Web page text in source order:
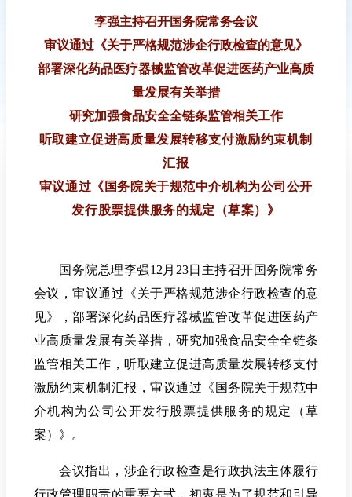
李强主持召开国务院常务会议
审议通过《关于严格规范涉企行政检查的意见》
部署深化药品医疗器械监管改革促进医药产业高质
量发展有关举措
研究加强食品安全全链条监管相关工作
听取建立促进高质量发展转移支付激励约束机制
汇报
审议通过《国务院关于规范中介机构为公司公开
发行股票提供服务的规定（草案）》
国务院总理李强12月23日主持召开国务院常务
会议，审议通过《关于严格规范涉企行政检查的意
见》，部署深化药品医疗器械监管改革促进医药产
业高质量发展有关举措，研究加强食品安全全链条
监管相关工作，听取建立促进高质量发展转移支付
激励约束机制汇报，审议通过《国务院关于规范中
介机构为公司公开发行股票提供服务的规定（草
案）》。
会议指出，涉企行政检查是行政执法主体履行
行政管理职责的重要方式，初衷是为了规范和引导